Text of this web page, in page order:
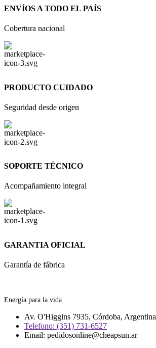
ENVÍOS A TODO EL PAÍS
Cobertura nacional
PRODUCTO CUIDADO
Seguridad desde origen
SOPORTE TÉCNICO
Acompañamiento integral
GARANTIA OFICIAL
Garantía de fábrica
Energía para la vida
Av. O'Higgins 7935, Córdoba, Argentina
Telefono: (351) 731-6527
Email: pedidosonline@cheapsun.ar